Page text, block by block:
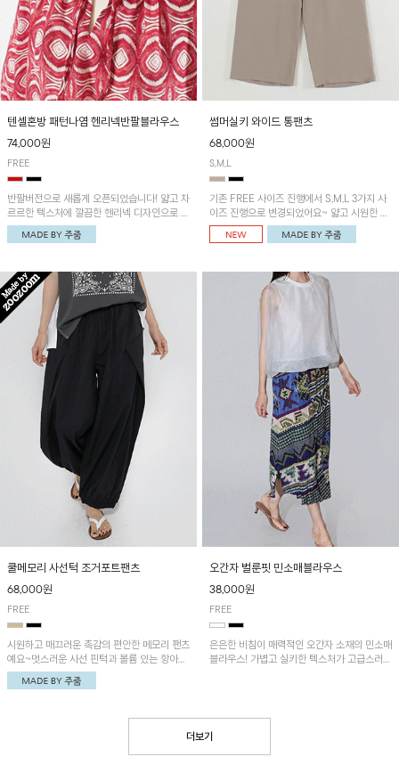
텐셀혼방 패턴나염 헨리넥반팔블라우스
74,000원
FREE
반팔버전으로 새롭게 오픈되었습니다! 얇고 차
르르한 텍스처에 깔끔한 헨리넥 디자인으로 제
작된 블라우스예요~볼륨감있는 소매 셔링과
세련된 나염패턴으로 유니크한 매력 UP!
썸머실키 와이드 통팬츠
68,000원
S,M,L
기존 FREE 사이즈 진행에서 S,M,L 3가지 사
이즈 진행으로 변경되었어요~ 얇고 시원한 원
단으로 제작된 와이드팬츠! 베이직한 디자인으
로 코디 활용도가 높은 아이템이에요~
쿨메모리 사선턱 조거포트팬츠
68,000원
FREE
시원하고 매끄러운 촉감의 편안한 메모리 팬츠
예요~멋스러운 사선 핀턱과 볼륨 있는 항아리
핏이 유니크한 아이템!
오간자 벌룬핏 민소매블라우스
38,000원
FREE
은은한 비침이 매력적인 오간자 소재의 민소매
블라우스! 가볍고 실키한 텍스처가 고급스러운
더보기